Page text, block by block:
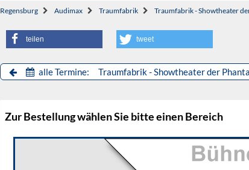
Regensburg Audimax Traumfabrik Traumfabrik - Showtheater
teilen tweet
alle Termine: Traumfabrik - Showtheater der
Zur Bestellung wählen Sie bitte einen Bereich